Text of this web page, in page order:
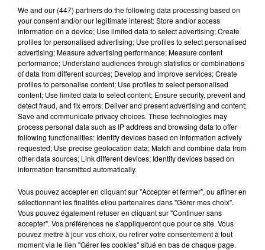
Hip-Hop News
7 août 2026
Brent Faiyaz a le cœur brisé dans son
nouveau clip
7 août 2026
Rihanna de retour en studio ? A$AP
Rocky relance l'espoir des fans
7 août 2026
Tayc et Didi B dévoilent le single le plus
dansant de l’année
We and our (447) partnersdo the following data processing based on
your consent and/or our legitimate interest: Store and/or access
information on a device; Use limited data to select advertising; Create
profiles for personalised advertising; Use profiles to select personalised
advertising; Measure advertising performance; Measure content
performance; Understand audiences through statistics or combinations
of data from different sources; Develop and improve services; Create
profiles to personalise content; Use profiles to select personalised
content; Use limited data to select content; Ensure security, prevent and
detect fraud, and fix errors; Deliver and present advertising and content;
Save and communicate privacy choices. These technologies may
process personal data such as IP address and browsing data to offer
following functionalities: Identify devices based on information actively
requested; Use precise geolocation data; Match and combine data from
other data sources; Link different devices; Identify devices based on
information transmitted automatically.
Vous pouvez accepter en cliquant sur "Accepter et fermer", ou affiner en
sélectionnant les finalités et/ou partenaires dans "Gérer mes choix".
Vous pouvez également refuser en cliquant sur "Continuer sans
accepter". Vos préférences ne s'appliqueront que pour ce site. Vous
pouvez mettre à jour vos choix, ou retirer votre consentement à tout
moment via le lien "Gérer les cookies" situé en bas de chaque page.